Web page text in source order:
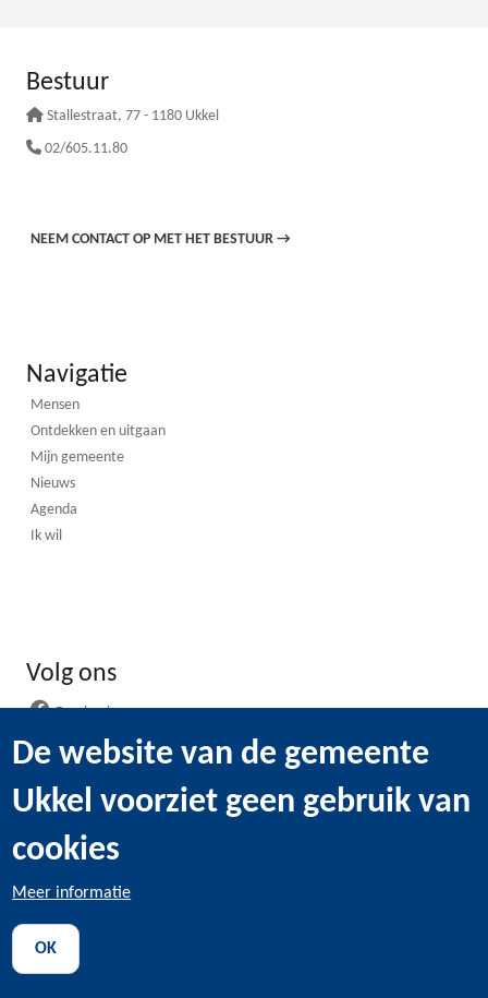
Bestuur
Stallestraat, 77 - 1180 Ukkel
02/605.11.80
NEEM CONTACT OP MET HET BESTUUR →
Navigatie
Mensen
Ontdekken en uitgaan
Mijn gemeente
Nieuws
Agenda
Ik wil
Volg ons
Instagram
WhatsApp
@2022 Gemeentebestuur van Ukkel -
Gebruik van cookies
De website van de gemeente
Ukkel voorziet geen gebruik van
cookies
Meer informatie
OK